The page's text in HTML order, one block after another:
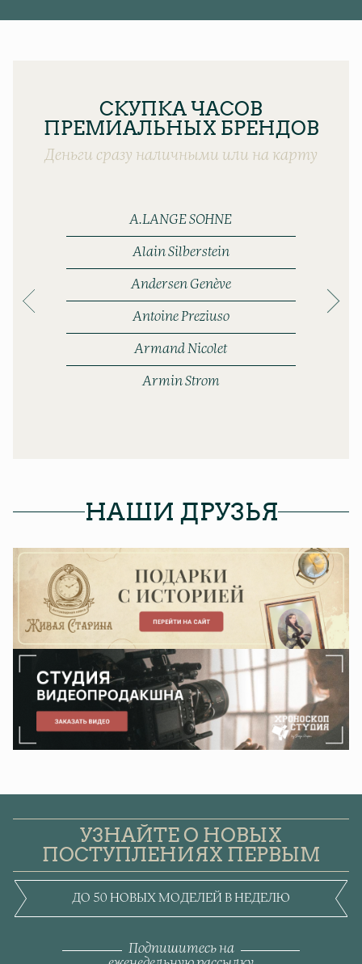
СКУПКА ЧАСОВ
ПРЕМИАЛЬНЫХ БРЕНДОВ
Деньги сразу наличными или на карту
A.LANGE SOHNE
Alain Silberstein
Andersen Genève
Antoine Preziuso
Armand Nicolet
Armin Strom
НАШИ ДРУЗЬЯ
УЗНАЙТЕ О НОВЫХ
ПОСТУПЛЕНИЯХ ПЕРВЫМ
ДО 50 НОВЫХ МОДЕЛЕЙ В НЕДЕЛЮ
Подпишитесь на